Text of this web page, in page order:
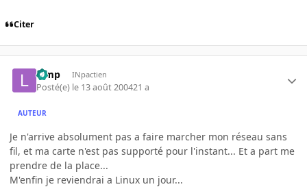
Citer
Limp INpactien
Posté(e) le 13 août 200421 a
AUTEUR
Je n'arrive absolument pas a faire marcher mon réseau sans
fil, et ma carte n'est pas supporté pour l'instant... Et a part me
prendre de la place...
M'enfin je reviendrai a Linux un jour...